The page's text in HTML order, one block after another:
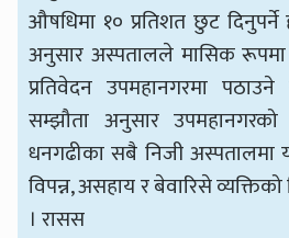
औषधिमा १० प्रतिशत छुट
अनुसार अस्पतालले मासिक
प्रतिवेदन उपमहानगरमा
सम्झौता अनुसार
धनगढीका सबै निजी अस्पतालमा
विपन्न, असहाय र बेवारिसे
। रासस